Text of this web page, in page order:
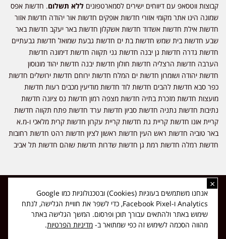
קבוצות ווטסאפ עם דיווחים ישירים לסמארטפונים ללא תשלום. חדשות אפס
שמונה הינו אתר מקומי אזורי חדשות אופקים חדשות אור יהודה חדשות אזור
חדשות אילת חדשות אשדוד חדשות אשקלון חדשות באר יעקב חדשות באר
שבע חדשות בית שמש חדשות בת ים חדשות גבעת שמואל חדשות גבעתיים
חדשות גדרה חדשות גן יבנה חדשות גני תקווה חדשות דימונה חדשות
הערבה חדשות הרצליה חדשות חולון חדשות יבנה חדשות יהוד מונוסון
חדשות יהודה ושומרון חדשות ים המלח חדשות ירוחם חדשות ירושלים חדשות
כפר סבא חדשות להבים חדשות לוד חדשות מודיעין מכבים רעות חדשות
מועצות חדשות מזכרת בתיה חדשות מצפה רמון חדשות נס ציונה חדשות
נתיבות חדשות נתניה חדשות סביון חדשות ערד חדשות פתח תקווה חדשות
קריית אונו חדשות קריית גת חדשות קריית עקרון חדשות קרית מלאכי ו-מ.א
באר טוביה חדשות ראש העין חדשות ראשון לציון חדשות רהט חדשות רחובות
חדשות רמלה חדשות רמת גן חדשות שדרות חדשות שוהם חדשות תל אביב
כל הזכויות שמורות ל-ליזה ללוצאשווילי - חדשות אפס שמונה - דיווחים בזמן
אמת, נוסד בשנת 2019 | טל' לפרסומים 054-9759222 מייל מערכת
news08.net@gmail.com
Made with ❤ byDIGITA
×
אנחנו משתמשים בעוגיות (Cookies) ובטכנולוגיות כמו Google
Analytics ו-Facebook Pixel, כדי לשפר את חוויית הגלישה, לנתח
שימוש באתר ולהתאים עבורך תוכן ופרסום. המשך הגלישה באתר
מהווה הסכמה לשימוש זה כפי שמתואר ב- מדיניות הפרטיות.